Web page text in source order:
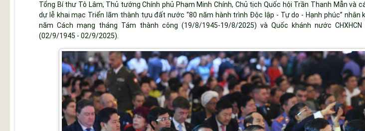
Tổng Bí thư Tô Lâm, Thủ tướng Chính phủ Phạm Minh Chính, Chủ tịch Quốc hội Trần Thanh Mẫn và
dự lễ khai mạc Triển lãm thành tựu đất nước “80 năm hành trình Độc lập - Tự do - Hạnh phúc” nhân
năm Cách mạng tháng Tám thành công (19/8/1945-19/8/2025) và Quốc khánh nước CHXHCN
(02/9/1945 - 02/9/2025).